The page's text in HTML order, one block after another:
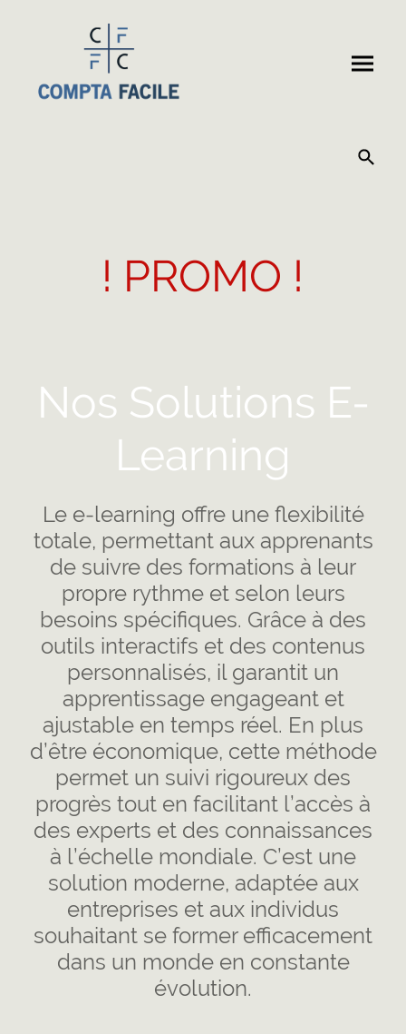
! PROMO !
Nos Solutions E-
Learning
Le e-learning offre une flexibilité
totale, permettant aux apprenants
de suivre des formations à leur
propre rythme et selon leurs
besoins spécifiques. Grâce à des
outils interactifs et des contenus
personnalisés, il garantit un
apprentissage engageant et
ajustable en temps réel. En plus
d’être économique, cette méthode
permet un suivi rigoureux des
progrès tout en facilitant l’accès à
des experts et des connaissances
à l’échelle mondiale. C’est une
solution moderne, adaptée aux
entreprises et aux individus
souhaitant se former efficacement
dans un monde en constante
évolution.